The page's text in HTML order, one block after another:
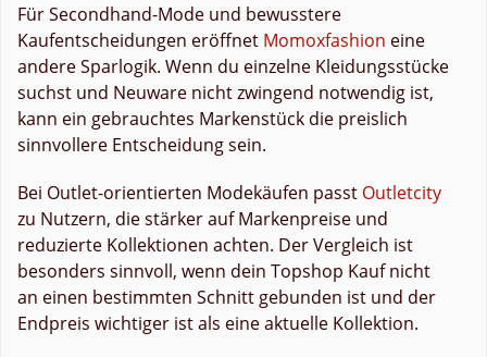
Für Secondhand-Mode und bewusstere
Kaufentscheidungen eröffnet Momoxfashion eine
andere Sparlogik. Wenn du einzelne Kleidungsstücke
suchst und Neuware nicht zwingend notwendig ist,
kann ein gebrauchtes Markenstück die preislich
sinnvollere Entscheidung sein.
Bei Outlet-orientierten Modekäufen passt Outletcity
zu Nutzern, die stärker auf Markenpreise und
reduzierte Kollektionen achten. Der Vergleich ist
besonders sinnvoll, wenn dein Topshop Kauf nicht
an einen bestimmten Schnitt gebunden ist und der
Endpreis wichtiger ist als eine aktuelle Kollektion.